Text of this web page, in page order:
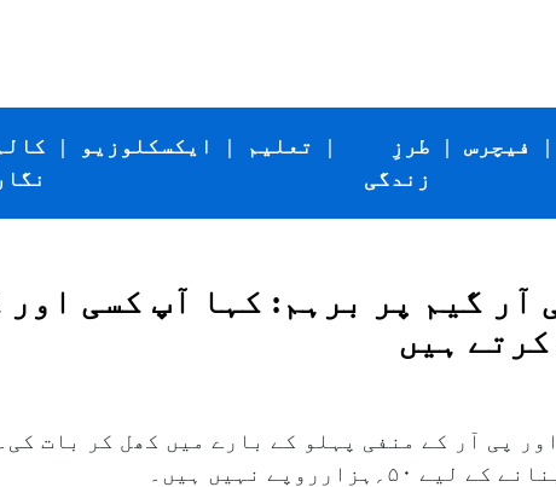
نگار
| ایکسکلوزیو | تعلیم |
طرزِ
زندگی
| فیچرس |
آر گیم پر برہم: کہا آپ کسی اور
ہیں
پی آر کے منفی پہلو کے بارے میں کھل کر بات
نہیں ہیں۔